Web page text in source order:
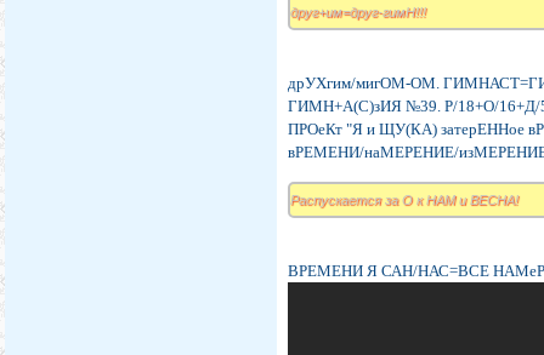
друг+им=друг-гимН!!!
дрУХгим/мигОМ-ОМ.
ГИМН+А(С)зИЯ №39. Р/18+О/16+Д/
ПРОеКт "Я и ЩУ(КА) затерЕННое
вРЕМЕНИ/наМЕРЕНИЕ/
Распускается за О к НАМ и ВЕСНА!
ВРЕМЕНИ Я САН/НАС=ВСЕ